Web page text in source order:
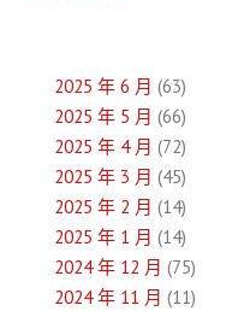
覽2025 年 6 月 (63)
2025 年 5 月 (66)
2025 年 4 月 (72)
2025 年 3 月 (45)
2025 年 2 月 (14)
2025 年 1 月 (14)
2024 年 12 月 (75)
2024 年 11 月 (11)